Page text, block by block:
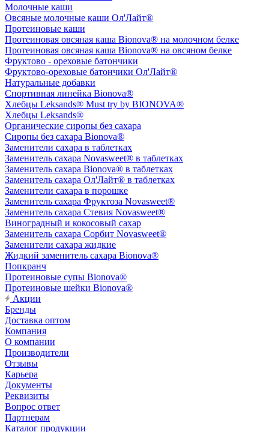
Молочные каши
Овсяные молочные каши Ол'Лайт®
Протеиновые каши
Протеиновая овсяная каша Bionova® на молочном белке
Протеиновая овсяная каша Bionova® на овсяном белке
Фруктово - ореховые батончики
Фруктово-ореховые батончики Ол'Лайт®
Натуральные добавки
Спортивная линейка Bionova®
Хлебцы Leksands® Must try by BIONOVA®
Хлебцы Leksands®
Органические сиропы без сахара
Сиропы без сахара Bionova®
Заменители сахара в таблетках
Заменитель сахара Novasweet® в таблетках
Заменитель сахара Bionova® в таблетках
Заменитель сахара Ол'Лайт® в таблетках
Заменители сахара в порошке
Заменитель сахара Фруктоза Novasweet®
Заменитель сахара Стевия Novasweet®
Виноградный и кокосовый сахар
Заменитель сахара Сорбит Novasweet®
Заменители сахара жидкие
Жидкий заменитель сахара Bionova®
Попкранч
Протеиновые супы Bionova®
Протеиновые шейки Bionova®
Акции
Бренды
Доставка оптом
Компания
О компании
Производители
Отзывы
Карьера
Документы
Реквизиты
Вопрос ответ
Партнерам
Каталог продукции